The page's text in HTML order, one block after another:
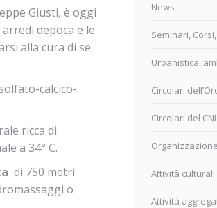
Giusti, è oggi
depoca e le
alla cura di se
calcico-
ricca di
a 34° C.
di 750 metri
o
News
Seminari,
Urbanistica,
Circolari
Circolari del CNI
Attività culturali
Attività